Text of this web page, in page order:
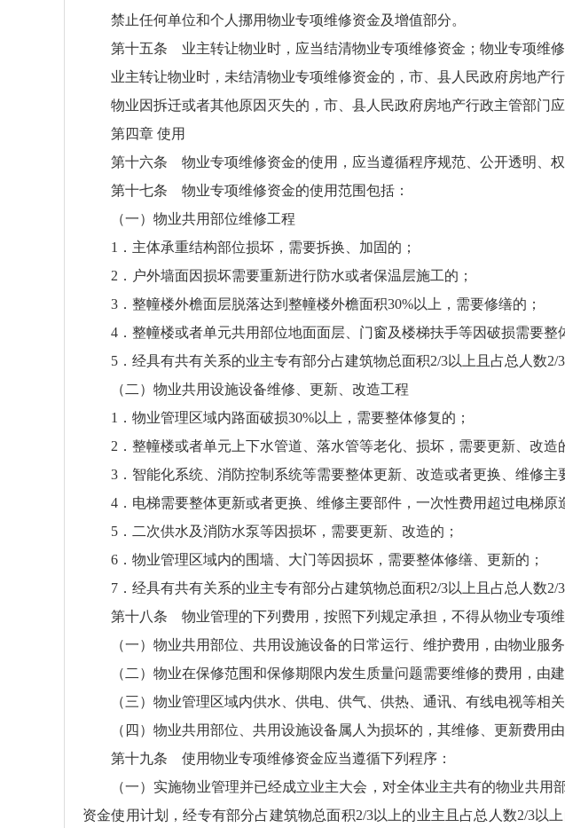
禁止任何单位和个人挪用物业专项维修资金及增值部分。
第十五条 业主转让物业时，应当结清物业专项维修资金；物业专项维
业主转让物业时，未结清物业专项维修资金的，市、县人民政府房地产
物业因拆迁或者其他原因灭失的，市、县人民政府房地产行政主管部门
第四章 使用
第十六条 物业专项维修资金的使用，应当遵循程序规范、公开透明、权
第十七条 物业专项维修资金的使用范围包括：
（一）物业共用部位维修工程
1．主体承重结构部位损坏，需要拆换、加固的；
2．户外墙面因损坏需要重新进行防水或者保温层施工的；
3．整幢楼外檐面层脱落达到整幢楼外檐面积30%以上，需要修缮的；
4．整幢楼或者单元共用部位地面面层、门窗及楼梯扶手等因破损需要整
5．经具有共有关系的业主专有部分占建筑物总面积2/3以上且占总人数
（二）物业共用设施设备维修、更新、改造工程
1．物业管理区域内路面破损30%以上，需要整体修复的；
2．整幢楼或者单元上下水管道、落水管等老化、损坏，需要更新、改造
3．智能化系统、消防控制系统等需要整体更新、改造或者更换、维修主
4．电梯需要整体更新或者更换、维修主要部件，一次性费用超过电梯原
5．二次供水及消防水泵等因损坏，需要更新、改造的；
6．物业管理区域内的围墙、大门等因损坏，需要整体修缮、更新的；
7．经具有共有关系的业主专有部分占建筑物总面积2/3以上且占总人数
第十八条 物业管理的下列费用，按照下列规定承担，不得从物业专项维
（一）物业共用部位、共用设施设备的日常运行、维护费用，由物业服
（二）物业在保修范围和保修期限内发生质量问题需要维修的费用，由
（三）物业管理区域内供水、供电、供气、供热、通讯、有线电视等相
（四）物业共用部位、共用设施设备属人为损坏的，其维修、更新费用由
第十九条 使用物业专项维修资金应当遵循下列程序：
（一）实施物业管理并已经成立业主大会，对全体业主共有的物业共
资金使用计划，经专有部分占建筑物总面积2/3以上的业主且占总人数2/3以